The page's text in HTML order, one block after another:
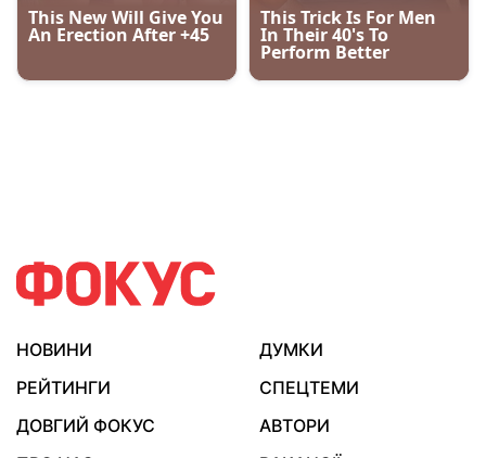
НОВИНИ
ДУМКИ
РЕЙТИНГИ
СПЕЦТЕМИ
ДОВГИЙ ФОКУС
АВТОРИ